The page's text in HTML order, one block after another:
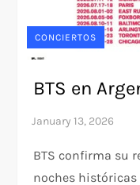
CONCIERTOS
BTS en
BTS confirma su
noches históricas